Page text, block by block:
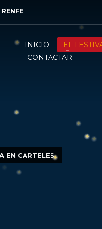
RENFE
INICIO EL
CONTACTAR
EN CARTELES